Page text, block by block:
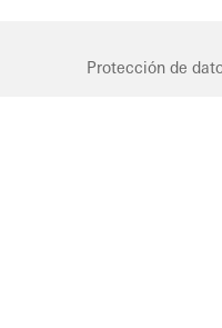
Germany
Protección de